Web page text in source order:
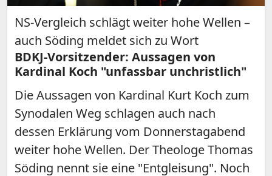
NS-Vergleich schlägt weiter hohe Wellen –
auch Söding meldet sich zu Wort
BDKJ-Vorsitzender: Aussagen von
Kardinal Koch "unfassbar unchristlich"
Die Aussagen von Kardinal Kurt Koch zum
Synodalen Weg schlagen auch nach
dessen Erklärung vom Donnerstagabend
weiter hohe Wellen. Der Theologe Thomas
Söding nennt sie eine "Entgleisung". Noch